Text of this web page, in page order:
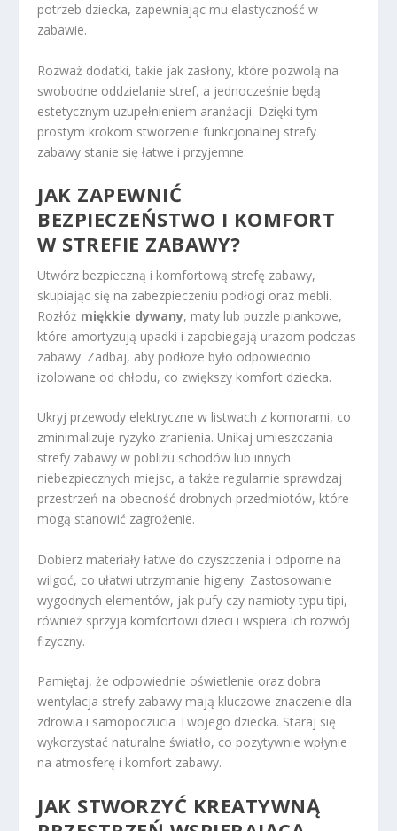
potrzeb dziecka, zapewniając mu elastyczność w
zabawie.
Rozważ dodatki, takie jak zasłony, które pozwolą na
swobodne oddzielanie stref, a jednocześnie będą
estetycznym uzupełnieniem aranżacji. Dzięki tym
prostym krokom stworzenie funkcjonalnej strefy
zabawy stanie się łatwe i przyjemne.
JAK ZAPEWNIĆ
BEZPIECZEŃSTWO I KOMFORT
W STREFIE ZABAWY?
Utwórz bezpieczną i komfortową strefę zabawy,
skupiając się na zabezpieczeniu podłogi oraz mebli.
Rozłóż miękkie dywany, maty lub puzzle piankowe,
które amortyzują upadki i zapobiegają urazom podczas
zabawy. Zadbaj, aby podłoże było odpowiednio
izolowane od chłodu, co zwiększy komfort dziecka.
Ukryj przewody elektryczne w listwach z komorami, co
zminimalizuje ryzyko zranienia. Unikaj umieszczania
strefy zabawy w pobliżu schodów lub innych
niebezpiecznych miejsc, a także regularnie sprawdzaj
przestrzeń na obecność drobnych przedmiotów, które
mogą stanowić zagrożenie.
Dobierz materiały łatwe do czyszczenia i odporne na
wilgoć, co ułatwi utrzymanie higieny. Zastosowanie
wygodnych elementów, jak pufy czy namioty typu tipi,
również sprzyja komfortowi dzieci i wspiera ich rozwój
fizyczny.
Pamiętaj, że odpowiednie oświetlenie oraz dobra
wentylacja strefy zabawy mają kluczowe znaczenie dla
zdrowia i samopoczucia Twojego dziecka. Staraj się
wykorzystać naturalne światło, co pozytywnie wpłynie
na atmosferę i komfort zabawy.
JAK STWORZYĆ KREATYWNĄ